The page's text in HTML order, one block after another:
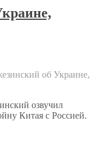
об Украине,
озвучил
Китая с Россией.